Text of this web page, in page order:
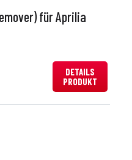
für Aprilia
DETAILS
PRODUKT